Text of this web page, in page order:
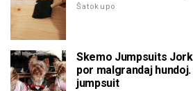
Ŝatokupo
Skemo Jumpsuits
por malgrandaj
jumpsuit